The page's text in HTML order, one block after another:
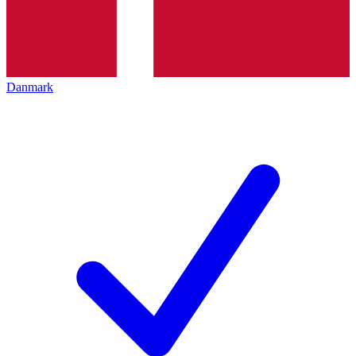
Danmark